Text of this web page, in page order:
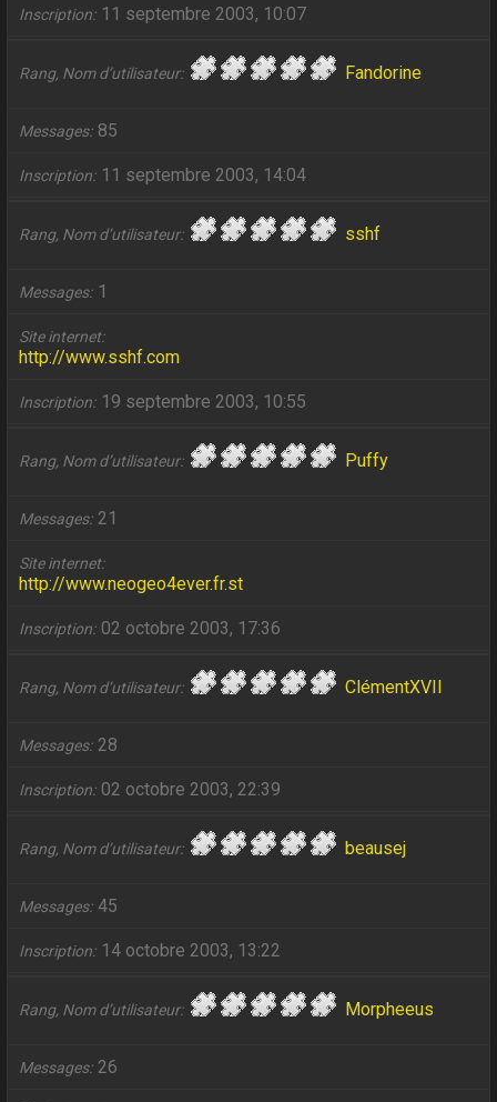
Inscription 11 septembre 2003, 10:07
Rang, Nom d’utilisateur Fandorine
Messages 85
Inscription 11 septembre 2003, 14:04
Rang, Nom d’utilisateur sshf
Messages 1
Site internet
http://www.sshf.com
Inscription 19 septembre 2003, 10:55
Rang, Nom d’utilisateur Puffy
Messages 21
Site internet
http://www.neogeo4ever.fr.st
Inscription 02 octobre 2003, 17:36
Rang, Nom d’utilisateur ClémentXVII
Messages 28
Inscription 02 octobre 2003, 22:39
Rang, Nom d’utilisateur beausej
Messages 45
Inscription 14 octobre 2003, 13:22
Rang, Nom d’utilisateur Morpheeus
Messages 26